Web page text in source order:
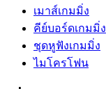
เมาส์เกมมิ่ง
คีย์บอร์ดเกมมิ่ง
ชุดหูฟังเกมมิ่ง
ไมโครโฟน